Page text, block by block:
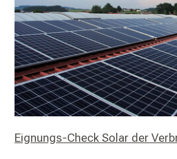
Eignungs-Check Solar der